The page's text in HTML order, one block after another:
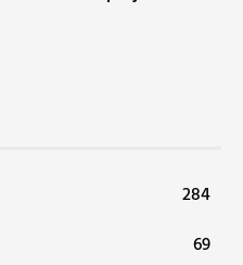
284
69